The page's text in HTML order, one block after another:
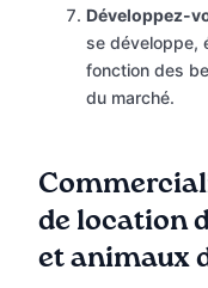
Développez-
se développe,
fonction des
du marché.
de location
et animaux